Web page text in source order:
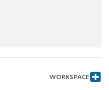
WORKSPACE